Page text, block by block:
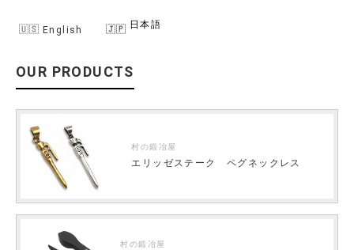
English
日本語
OUR PRODUCTS
村の鍛冶屋
エリッゼステーク ペグネックレス
村の鍛冶屋